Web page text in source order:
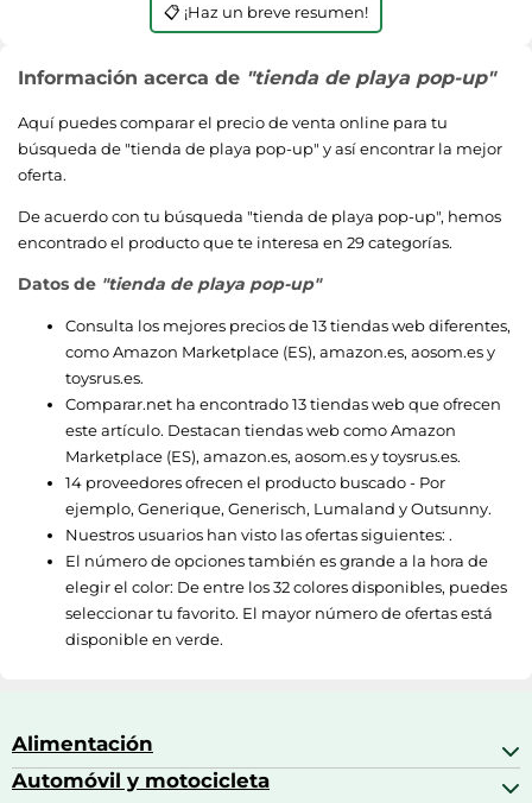
📋 ¡Haz un breve resumen!
Información acerca de "tienda de playa pop-up"
Aquí puedes comparar el precio de venta online para tu
búsqueda de "tienda de playa pop-up" y así encontrar la mejor
oferta.
De acuerdo con tu búsqueda "tienda de playa pop-up", hemos
encontrado el producto que te interesa en 29 categorías.
Datos de "tienda de playa pop-up"
Consulta los mejores precios de 13 tiendas web diferentes,
comoAmazon Marketplace (ES), amazon.es, aosom.esy
toysrus.es.
Comparar.net ha encontrado 13 tiendas web que ofrecen
este artículo. Destacan tiendas web comoAmazon
Marketplace (ES), amazon.es, aosom.esytoysrus.es.
14 proveedores ofrecen el producto buscado - Por
ejemplo, Generique, Generisch, Lumaland yOutsunny.
Nuestros usuarios han visto las ofertas siguientes: .
El número de opciones también es grande a la hora de
elegir el color: De entre los 32 colores disponibles, puedes
seleccionar tu favorito. El mayor número de ofertas está
disponible en verde.
Alimentación
Bebidas
Automóvil y motocicleta